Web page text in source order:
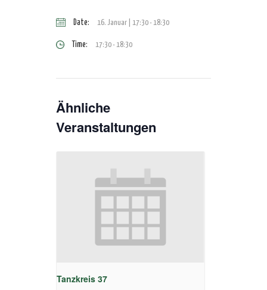
Date: 16. Januar | 17:30-18:30
Time: 17:30 - 18:30
Ähnliche
Veranstaltungen
Tanzkreis 37